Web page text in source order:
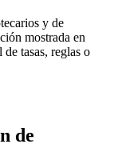
y de
mostrada en
tasas, reglas o
de